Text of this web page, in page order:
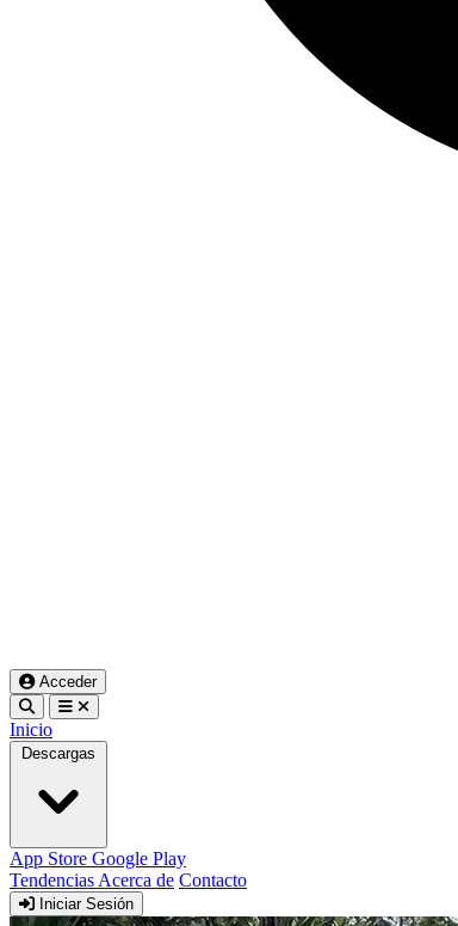
Acceder
Inicio
Descargas
App Store Google Play
Tendencias Acerca de Contacto
Iniciar Sesión